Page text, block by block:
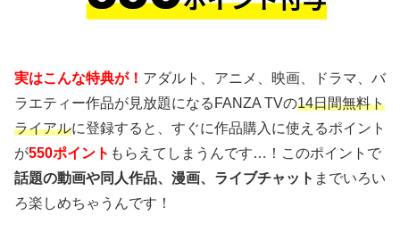
実はこんな特典が！ アダルト、アニメ、映画、ドラマ、バ
ラエティー作品が見放題になるFANZA TVの14日間無料ト
ライアルに登録すると、すぐに作品購入に使えるポイント
が550ポイント もらえてしまうんです…！このポイントで
話題の動画や同人作品、漫画、ライブチャット までいろい
ろ楽しめちゃうんです！